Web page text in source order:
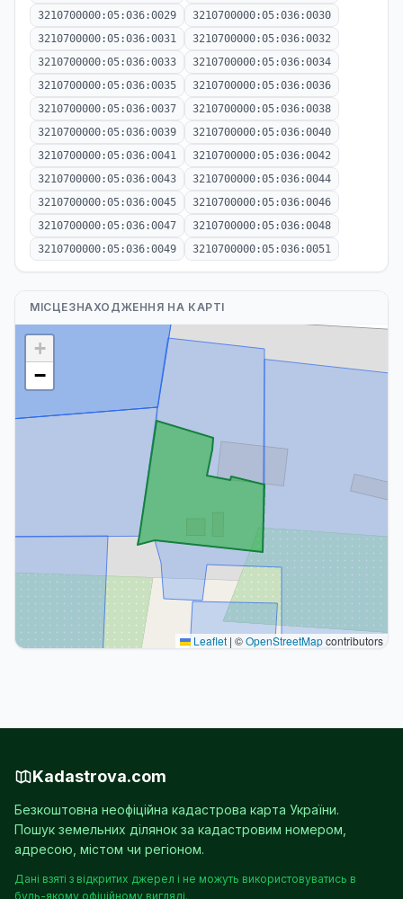
3210700000:05:036:0029
3210700000:05:036:0030
3210700000:05:036:0031
3210700000:05:036:0032
3210700000:05:036:0033
3210700000:05:036:0034
3210700000:05:036:0035
3210700000:05:036:0036
3210700000:05:036:0037
3210700000:05:036:0038
3210700000:05:036:0039
3210700000:05:036:0040
3210700000:05:036:0041
3210700000:05:036:0042
3210700000:05:036:0043
3210700000:05:036:0044
3210700000:05:036:0045
3210700000:05:036:0046
3210700000:05:036:0047
3210700000:05:036:0048
3210700000:05:036:0049
3210700000:05:036:0051
МІСЦЕЗНАХОДЖЕННЯ НА КАРТІ
+
−
Leaflet | ©OpenStreetMapcontributors
Kadastrova.com
Безкоштовна неофіційна кадастрова карта України.
Пошук земельних ділянок за кадастровим номером,
адресою, містом чи регіоном.
Дані взяті з відкритих джерел і не можуть використовуватись в
будь-якому офіційному вигляді.